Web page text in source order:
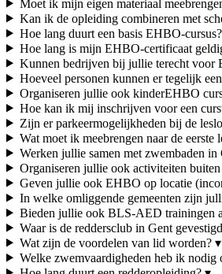
Moet ik mijn eigen materiaal
Kan ik de opleiding combineren met
Hoe lang duurt een basis EHBO-cursus?
Hoe lang is mijn EHBO-certificaat
Kunnen bedrijven bij jullie terecht voor
Hoeveel personen kunnen er tegelijk
Organiseren jullie ook kinderEHBO
Hoe kan ik mij inschrijven voor een
Zijn er parkeermogelijkheden bij de
Wat moet ik meebrengen naar de eerste
Werken jullie samen met zwembaden in
Organiseren jullie ook activiteiten
Geven jullie ook EHBO op locatie
In welke omliggende gemeenten zijn
Bieden jullie ook BLS-AED trainingen
Waar is de reddersclub in Gent
Wat zijn de voordelen van lid worden? ▾
Welke zwemvaardigheden heb ik nodig